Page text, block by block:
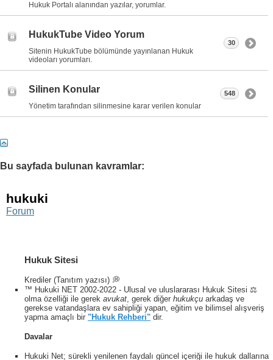
Hukuk Portalı alanından yazılar, yorumlar.
HukukTube Video Yorum
Sitenin HukukTube bölümünde yayınlanan Hukuk
videoları yorumları.
30
Silinen Konular
Yönetim tarafından silinmesine karar verilen konular
548
Bu sayfada bulunan kavramlar:
hukuki
Forum
Hukuk Sitesi
Krediler (Tanıtım yazısı) 💭
™ Hukuki NET 2002-2022 - Ulusal ve uluslararası Hukuk Sitesi ⚖️
olma özelliği ile gerek avukat , gerek diğer hukukçu arkadaş ve
gerekse vatandaşlara ev sahipliği yapan, eğitim ve bilimsel alışveriş
yapma amaçlı bir "Hukuk Rehberi" dir.
Davalar
Hukuki Net; sürekli yenilenen faydalı güncel içeriği ile hukuk dallarına